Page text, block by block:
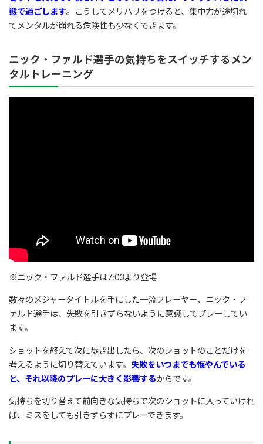
態で過ごします。こうしてメリハリをつけると、集中力が途切れ
てメンタルが崩れる危険性も少なくできます。
ニック・ファルド選手の気持ちをスイッチするメン
タルトレーニング
※ニック・ファルド選手は7:03より登場
数々のメジャータイトルを手にした一流プレーヤー、ニック・フ
ァルド選手は、失敗を引きずらないように意識してプレーしてい
ます。
ショットを終えて次に歩き出したら、次のショットのことだけを
考えるように切り替えています。 失敗をいつまでも悔やんでいる
と、それ以降のプレーに大きく影響するからです。
気持ちを切り替えて前向きな気持ちで次のショットに入っていけれ
ば、ミスをしても引きずらずにプレーできます。